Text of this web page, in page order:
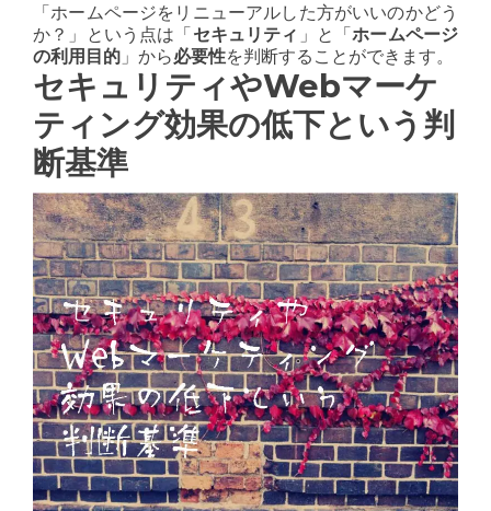
「ホームページをリニューアルした方がいいのかどう
か？」という点は「セキュリティ 」と「ホームページ
の利用目的 」から必要性を判断することができます。
セキュリティやWebマーケ
ティング効果の低下という判
断基準